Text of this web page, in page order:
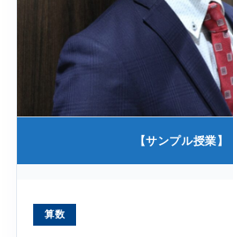
【サンプル授業】
算数